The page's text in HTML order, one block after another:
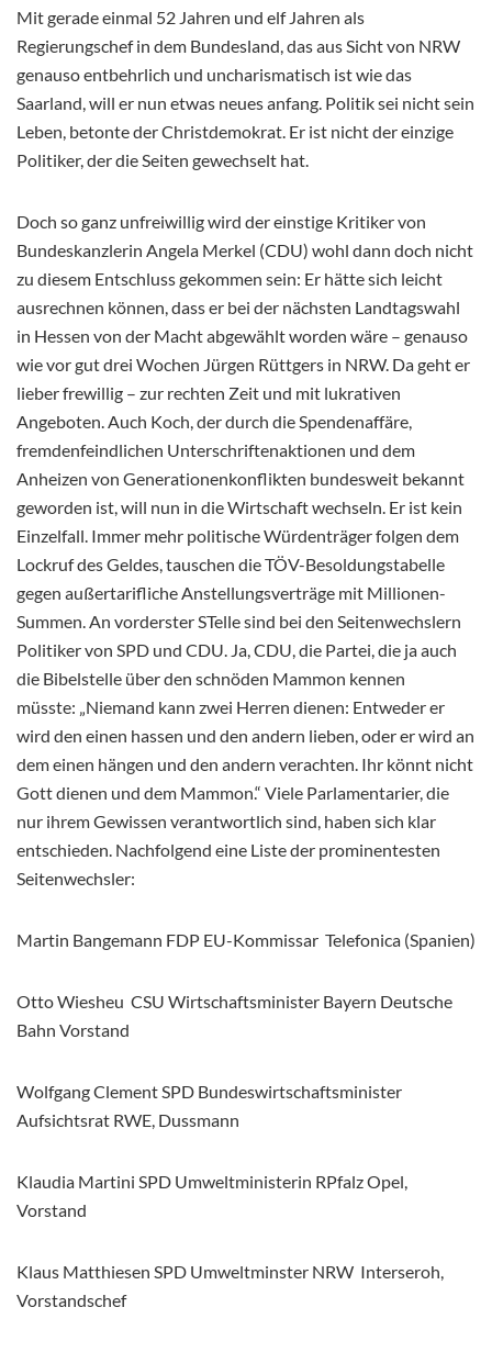
Mit gerade einmal 52 Jahren und elf Jahren als
Regierungschef in dem Bundesland, das aus Sicht von NRW
genauso entbehrlich und uncharismatisch ist wie das
Saarland, will er nun etwas neues anfang. Politik sei nicht sein
Leben, betonte der Christdemokrat. Er ist nicht der einzige
Politiker, der die Seiten gewechselt hat.
Doch so ganz unfreiwillig wird der einstige Kritiker von
Bundeskanzlerin Angela Merkel (CDU) wohl dann doch nicht
zu diesem Entschluss gekommen sein: Er hätte sich leicht
ausrechnen können, dass er bei der nächsten Landtagswahl
in Hessen von der Macht abgewählt worden wäre – genauso
wie vor gut drei Wochen Jürgen Rüttgers in NRW. Da geht er
lieber frewillig – zur rechten Zeit und mit lukrativen
Angeboten. Auch Koch, der durch die Spendenaffäre,
fremdenfeindlichen Unterschriftenaktionen und dem
Anheizen von Generationenkonflikten bundesweit bekannt
geworden ist, will nun in die Wirtschaft wechseln. Er ist kein
Einzelfall. Immer mehr politische Würdenträger folgen dem
Lockruf des Geldes, tauschen die TÖV-Besoldungstabelle
gegen außertarifliche Anstellungsverträge mit Millionen-
Summen. An vorderster STelle sind bei den Seitenwechslern
Politiker von SPD und CDU. Ja, CDU, die Partei, die ja auch
die Bibelstelle über den schnöden Mammon kennen
müsste: „Niemand kann zwei Herren dienen: Entweder er
wird den einen hassen und den andern lieben, oder er wird an
dem einen hängen und den andern verachten. Ihr könnt nicht
Gott dienen und dem Mammon.“ Viele Parlamentarier, die
nur ihrem Gewissen verantwortlich sind, haben sich klar
entschieden. Nachfolgend eine Liste der prominentesten
Seitenwechsler:
Martin Bangemann FDP EU-Kommissar Telefonica (Spanien)
Otto Wiesheu CSU Wirtschaftsminister Bayern Deutsche
Bahn Vorstand
Wolfgang Clement SPD Bundeswirtschaftsminister
Aufsichtsrat RWE, Dussmann
Klaudia Martini SPD Umweltministerin RPfalz Opel,
Vorstand
Klaus Matthiesen SPD Umweltminster NRW Interseroh,
Vorstandschef